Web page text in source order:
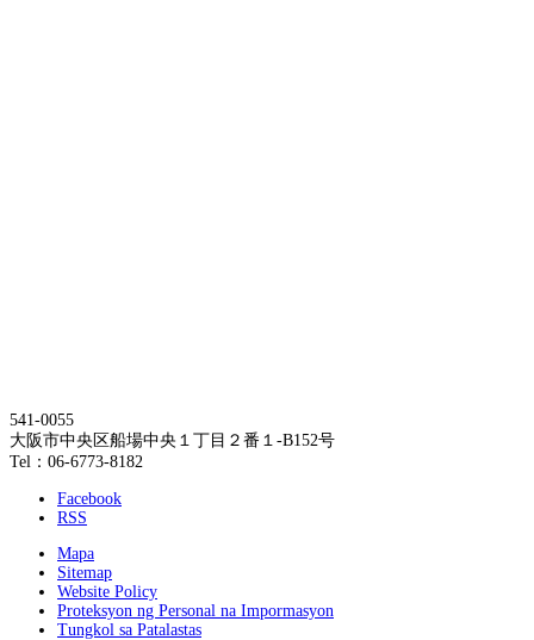
541-0055
大阪市中央区船場中央１丁目２番１-B152号
Tel：06-6773-8182
Facebook
RSS
Mapa
Sitemap
Website Policy
Proteksyon ng Personal na Impormasyon
Tungkol sa Patalastas